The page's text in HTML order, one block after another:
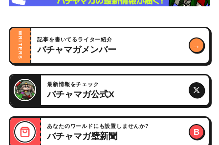
WRITERS 記事を書いてるライター紹介
バチャマガメンバー →
最新情報をチェック
バチャマガ公式X
あなたのワールドにも設置しませんか?
バチャマガ壁新聞 B